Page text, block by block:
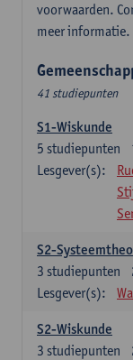
voorwaarden.
meer informatie.
41 studiepunten
S1-Wiskunde
5 studiepunten
Lesgever(s):
S2-
3 studiepunten
Lesgever(s):
S2-Wiskunde
3 studiepunten